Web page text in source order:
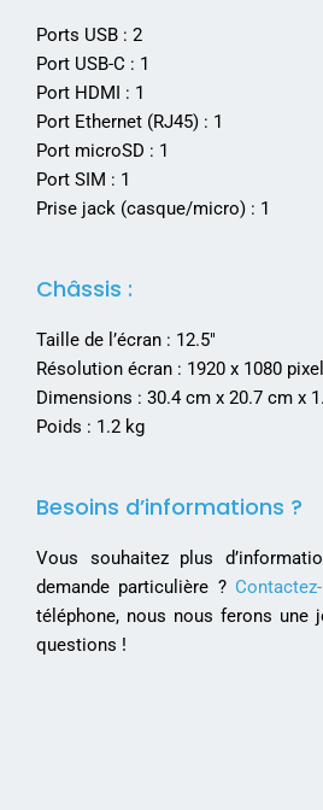
Ports USB : 2
Port USB-C : 1
Port HDMI : 1
Port Ethernet (RJ45) : 1
Port microSD : 1
Port SIM : 1
Prise jack (casque/micro) : 1
Châssis :
Taille de l’écran : 12.5″
Résolution écran : 1920 x 1080
Dimensions : 30.4 cm x 20.7 cm x
Poids : 1.2 kg
Besoins d’informations ?
Vous souhaitez plus
demande particulière ?
téléphone, nous nous ferons une
questions !